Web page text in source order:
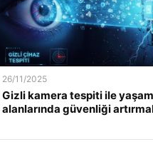
26/11/2025
Gizli kamera tespiti ile yaşam
alanlarında güvenliği